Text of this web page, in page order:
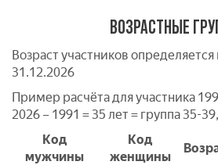
ВОЗРАСТНЫЕ
Возраст участников
31.12.2026
Пример расчёта для участника
2026 – 1991 = 35 лет = группа 35-
Код
мужчины
Код
женщины